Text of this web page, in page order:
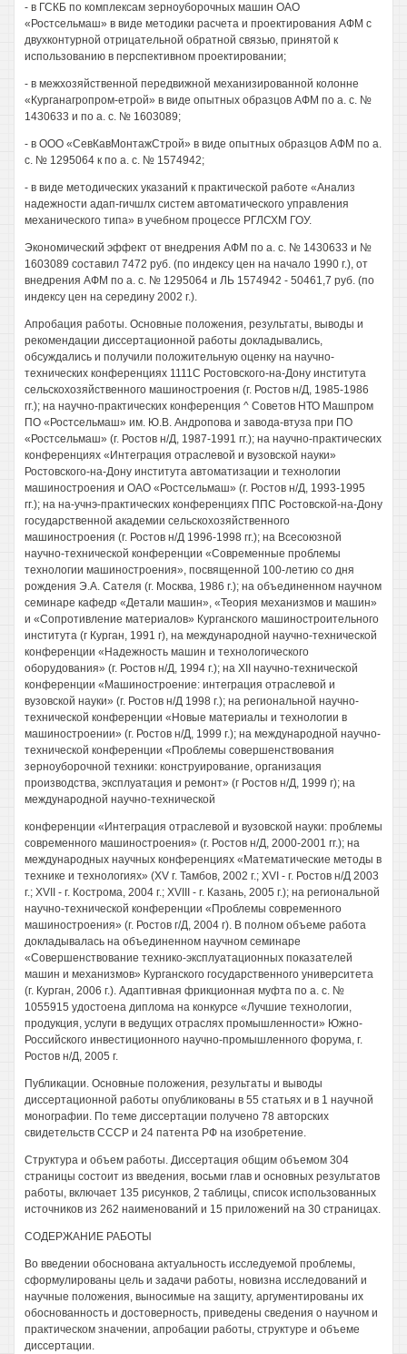
- в ГСКБ по комплексам зерноуборочных машин ОАО
«Ростсельмаш» в виде методики расчета и проектирования АФМ с
двухконтурной отрицательной обратной связью, принятой к
использованию в перспективном проектировании;
- в межхозяйственной передвижной механизированной колонне
«Курганагропром-етрой» в виде опытных образцов АФМ по а. с. №
1430633 и по а. с. № 1603089;
- в ООО «СевКавМонтажСтрой» в виде опытных образцов АФМ по а.
с. № 1295064 к по а. с. № 1574942;
- в виде методических указаний к практической работе «Анализ
надежности адап-гичшлх систем автоматического управления
механического типа» в учебном процессе РГЛСХМ ГОУ.
Экономический эффект от внедрения АФМ по а. с. № 1430633 и №
1603089 составил 7472 руб. (по индексу цен на начало 1990 г.), от
внедрения АФМ по а. с. № 1295064 и ЛЬ 1574942 - 50461,7 руб. (по
индексу цен на середину 2002 г.).
Апробация работы. Основные положения, результаты, выводы и
рекомендации диссертационной работы докладывались,
обсуждались и получили положительную оценку на научно-
технических конференциях 1111С Ростовского-на-Дону института
сельскохозяйственного машиностроения (г. Ростов н/Д, 1985-1986
гг.); на научно-практических конференция ^ Советов НТО Машпром
ПО «Ростсельмаш» им. Ю.В. Андропова и завода-втуза при ПО
«Ростсельмаш» (г. Ростов н/Д, 1987-1991 гг.); на научно-практических
конференциях «Интеграция отраслевой и вузовской науки»
Ростовского-на-Дону института автоматизации и технологии
машиностроения и ОАО «Ростсельмаш» (г. Ростов н/Д, 1993-1995
гг.); на на-учнэ-практических конференциях ППС Ростовской-на-Дону
государственной академии сельскохозяйственного
машиностроения (г. Ростов н/Д 1996-1998 гг.); на Всесоюзной
научно-технической конференции «Современные проблемы
технологии машиностроения», посвященной 100-летию со дня
рождения Э.А. Сателя (г. Москва, 1986 г.); на объединенном научном
семинаре кафедр «Детали машин», «Теория механизмов и машин»
и «Сопротивление материалов» Курганского машиностроительного
института (г Курган, 1991 г), на международной научно-технической
конференции «Надежность машин и технологического
оборудования» (г. Ростов н/Д, 1994 г.); на XII научно-технической
конференции «Машиностроение: интеграция отраслевой и
вузовской науки» (г. Ростов н/Д 1998 г.); на региональной научно-
технической конференции «Новые материалы и технологии в
машиностроении» (г. Ростов н/Д, 1999 г.); на международной научно-
технической конференции «Проблемы совершенствования
зерноуборочной техники: конструирование, организация
производства, эксплуатация и ремонт» (г Ростов н/Д, 1999 г); на
международной научно-технической
конференции «Интеграция отраслевой и вузовской науки: проблемы
современного машиностроения» (г. Ростов н/Д, 2000-2001 гг.); на
международных научных конференциях «Математические методы в
технике и технологиях» (XV г. Тамбов, 2002 г.; XVI - г. Ростов н/Д 2003
г.; XVII - г. Кострома, 2004 г.; XVIII - г. Казань, 2005 г.); на региональной
научно-технической конференции «Проблемы современного
машиностроения» (г. Ростов г/Д, 2004 г). В полном объеме работа
докладывалась на объединенном научном семинаре
«Совершенствование технико-эксплуатационных показателей
машин и механизмов» Курганского государственного университета
(г. Курган, 2006 г.). Адаптивная фрикционная муфта по а. с. №
1055915 удостоена диплома на конкурсе «Лучшие технологии,
продукция, услуги в ведущих отраслях промышленности» Южно-
Российского инвестиционного научно-промышленного форума, г.
Ростов н/Д, 2005 г.
Публикации. Основные положения, результаты и выводы
диссертационной работы опубликованы в 55 статьях и в 1 научной
монографии. По теме диссертации получено 78 авторских
свидетельств СССР и 24 патента РФ на изобретение.
Структура и объем работы. Диссертация общим объемом 304
страницы состоит из введения, восьми глав и основных результатов
работы, включает 135 рисунков, 2 таблицы, список использованных
источников из 262 наименований и 15 приложений на 30 страницах.
СОДЕРЖАНИЕ РАБОТЫ
Во введении обоснована актуальность исследуемой проблемы,
сформулированы цель и задачи работы, новизна исследований и
научные положения, выносимые на защиту, аргументированы их
обоснованность и достоверность, приведены сведения о научном и
практическом значении, апробации работы, структуре и объеме
диссертации.